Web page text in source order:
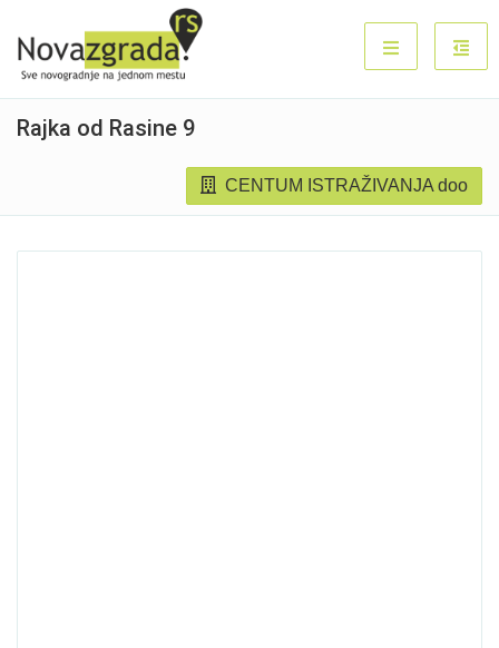
Rajka od Rasine 9
CENTUM ISTRAŽIVANJA doo